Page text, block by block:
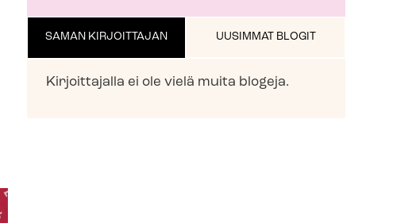
SAMAN KIRJOITTAJAN UUSIMMAT BLOGIT
Kirjoittajalla ei ole vielä muita blogeja.